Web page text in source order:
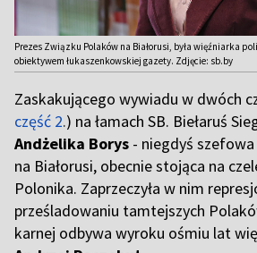
Prezes Związku Polaków na Białorusi, była więźniarka
obiektywem łukaszenkowskiej gazety. Zdjęcie: sb.by
Zaskakującego wywiadu w dwóch
część 2.) na łamach SB. Biełaruś
Andżelika Borys - niegdyś
na Białorusi, obecnie stojąca na
Polonika. Zaprzeczyła w nim
prześladowaniu tamtejszych
karnej odbywa wyroku ośmiu lat